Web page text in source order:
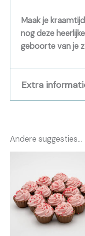
Maak je
nog deze
geboorte van je
Extra
Verkocht per
Andere suggesties…